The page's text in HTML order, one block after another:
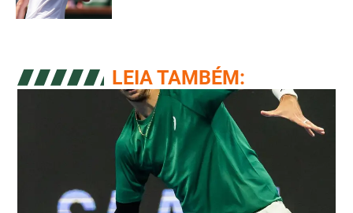
LEIA TAMBÉM: